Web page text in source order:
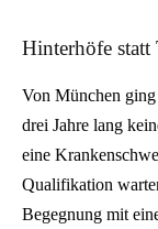
Hinterhöfe
Von München
drei Jahre lang
eine
Qualifikation
Begegnung mit